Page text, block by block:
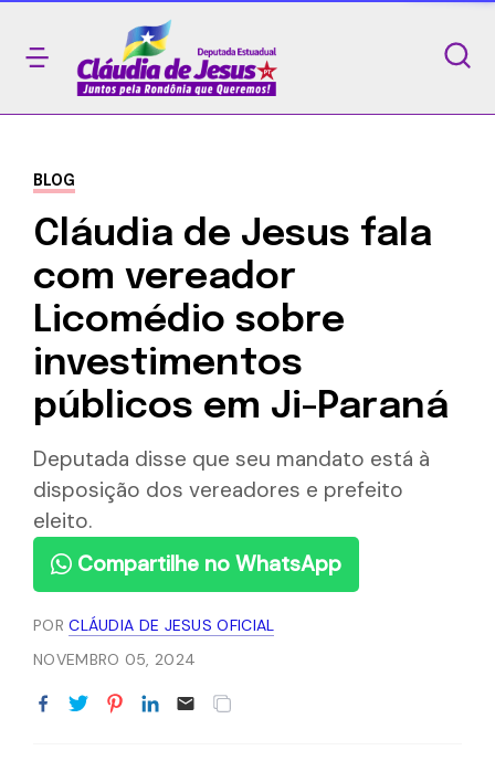
BLOG
Cláudia de Jesus fala
com vereador
Licomédio sobre
investimentos
públicos em Ji-Paraná
Deputada disse que seu mandato está à
disposição dos vereadores e prefeito
eleito.
Compartilhe no WhatsApp
PORCLÁUDIA DE JESUS OFICIAL
NOVEMBRO 05, 2024